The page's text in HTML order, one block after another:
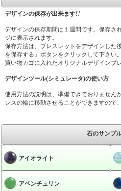
デザインの保存が出来ます!!
デザインの保存期間は１週間です。保存さ
ジに表示されます。
保存方法は、ブレスレットをデザインした
を保存する』ボタンをクリックして下さい。
買い物カゴに入れたオリジナルデザインブ
デザインツール(シミュレータ)の使い方
使用方法の説明は、準備できておりません
レスの輪に移動させることができますので
石のサンプ
アイオライト
アベンチュリン